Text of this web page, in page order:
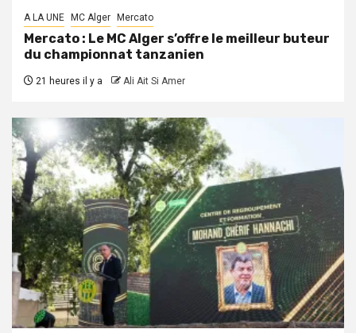
A LA UNE MC Alger Mercato
Mercato : Le MC Alger s’offre le meilleur buteur
du championnat tanzanien
21 heures il y a Ali Ait Si Amer